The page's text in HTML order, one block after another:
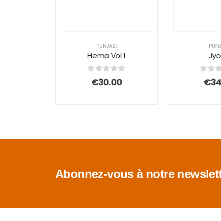
PUNJABI
Hema Vol 1
sur 5
€30.00 sur
€
Abonnez-vous à notre